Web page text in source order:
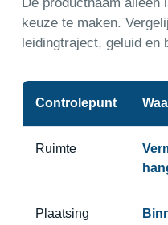
keuze te maken.
leidingtraject, geluid en
Controlepunt
Ruimte
Plaatsing